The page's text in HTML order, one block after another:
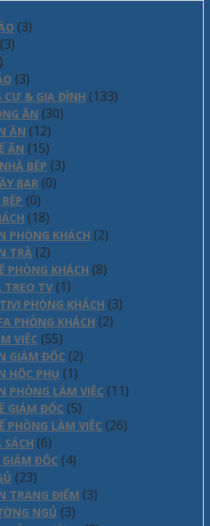
(3)
(3)
(3)
CƯ & GIA ĐÌNH (133)
ĂN (30)
ĂN (12)
ĂN (15)
BẾP (3)
BAR (0)
(0)
(18)
PHÒNG KHÁCH (2)
TRÀ (2)
PHÒNG KHÁCH (8)
TREO TV (1)
PHÒNG KHÁCH (3)
PHÒNG KHÁCH (2)
VIỆC (55)
GIÁM ĐỐC (2)
HỘC PHỤ (1)
PHÒNG LÀM VIỆC (11)
GIÁM ĐỐC (5)
PHÒNG LÀM VIỆC (26)
SÁCH (6)
ĐỐC (4)
(23)
TRANG ĐIỂM (3)
NGỦ (3)